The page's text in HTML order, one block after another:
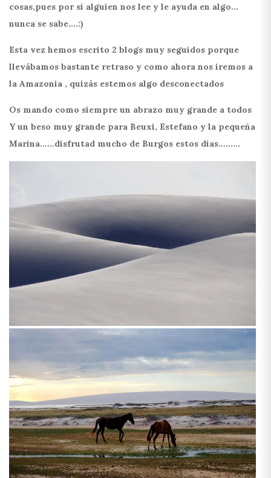
cosas,pues por si alguien nos lee y le ayuda en algo…
nunca se sabe….:)
Esta vez hemos escrito 2 blogs muy seguidos porque
llevábamos bastante retraso y como ahora nos iremos a
la Amazonia , quizás estemos algo desconectados
Os mando como siempre un abrazo muy grande a todos
Y un beso muy grande para Beuxi, Estefano y la pequeña
Marina……disfrutad mucho de Burgos estos días………